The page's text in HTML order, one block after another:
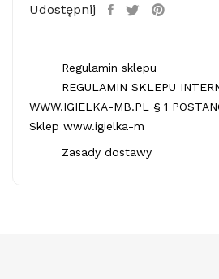
Udostępnij
Regulamin sklepu
REGULAMIN SKLEPU
WWW.IGIELKA-MB.PL § 1
Sklep www.igielka-m
Zasady dostawy